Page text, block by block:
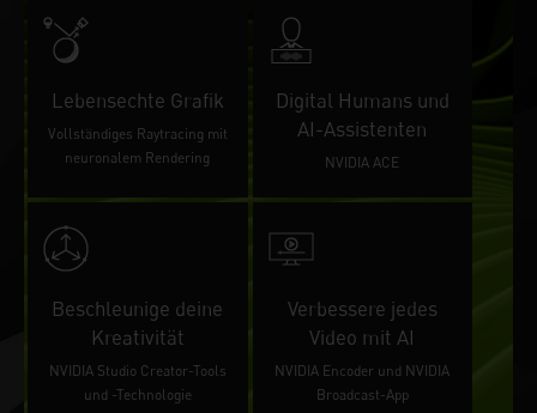
Lebensechte Grafik
Vollständiges Raytracing mit
neuronalem Rendering
Digital Humans und
AI-Assistenten
NVIDIA ACE
Beschleunige deine
Kreativität
NVIDIA Studio Creator-Tools
und -Technologie
Verbessere jedes
Video mit AI
NVIDIA Encoder und NVIDIA
Broadcast-App